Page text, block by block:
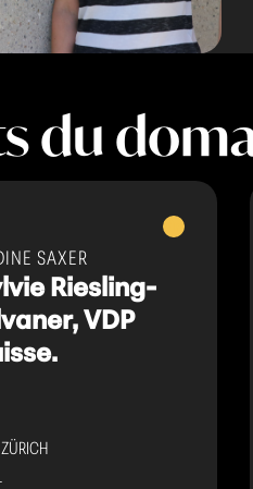
du
Vins
SAXER
Riesling-
VDP
ZÜRICH